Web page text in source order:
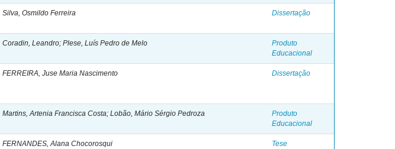
Silva, Osmildo Ferreira Dissertação
Coradin, Leandro; Plese, Luís Pedro de Melo
Produto
Educacional
FERREIRA, Juse Maria Nascimento Dissertação
Martins, Artenia Francisca Costa; Lobão, Mário Sérgio Pedroza
Produto
Educacional
FERNANDES, Alana Chocorosqui Tese